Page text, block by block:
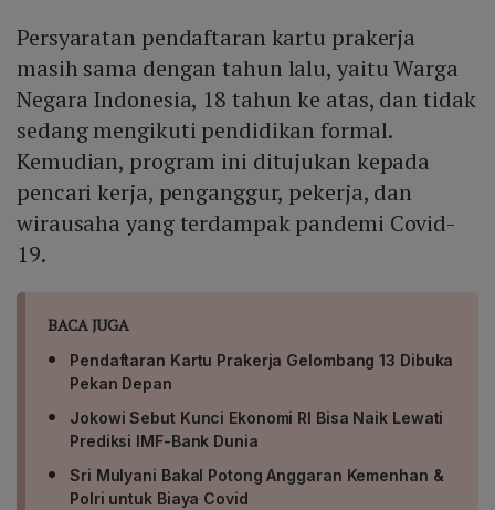
Persyaratan pendaftaran kartu prakerja
masih sama dengan tahun lalu, yaitu Warga
Negara Indonesia, 18 tahun ke atas, dan tidak
sedang mengikuti pendidikan formal.
Kemudian, program ini ditujukan kepada
pencari kerja, penganggur, pekerja, dan
wirausaha yang terdampak pandemi Covid-
19.
BACA JUGA
Pendaftaran Kartu Prakerja Gelombang 13 Dibuka
Pekan Depan
Jokowi Sebut Kunci Ekonomi RI Bisa Naik Lewati
Prediksi IMF-Bank Dunia
Sri Mulyani Bakal Potong Anggaran Kemenhan &
Polri untuk Biaya Covid